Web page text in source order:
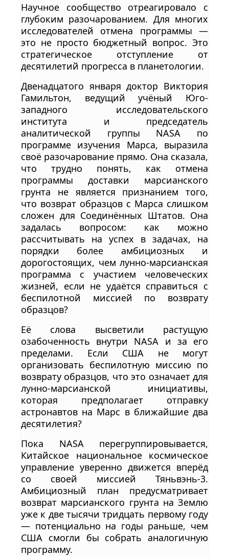
Научное сообщество отреагировало с
глубоким разочарованием. Для многих
исследователей отмена программы —
это не просто бюджетный вопрос. Это
стратегическое отступление от
десятилетий прогресса в планетологии.
Двенадцатого января доктор Виктория
Гамильтон, ведущий учёный Юго-
западного исследовательского
института и председатель
аналитической группы NASA по
программе изучения Марса, выразила
своё разочарование прямо. Она сказала,
что трудно понять, как отмена
программы доставки марсианского
грунта не является признанием того,
что возврат образцов с Марса слишком
сложен для Соединённых Штатов. Она
задалась вопросом: как можно
рассчитывать на успех в задачах, на
порядки более амбициозных и
дорогостоящих, чем лунно-марсианская
программа с участием человеческих
жизней, если не удаётся справиться с
беспилотной миссией по возврату
образцов?
Её слова высветили растущую
озабоченность внутри NASA и за его
пределами. Если США не могут
организовать беспилотную миссию по
возврату образцов, что это означает для
лунно-марсианской инициативы,
которая предполагает отправку
астронавтов на Марс в ближайшие два
десятилетия?
Пока NASA перегруппировывается,
Китайское национальное космическое
управление уверенно движется вперёд
со своей миссией Тяньвэнь-3.
Амбициозный план предусматривает
возврат марсианского грунта на Землю
уже к две тысячи тридцать первому году
— потенциально на годы раньше, чем
США смогли бы собрать аналогичную
программу.